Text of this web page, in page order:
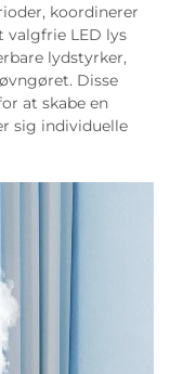
koordinerer
valgfrie LED lys
lydstyrker,
Disse
at skabe en
sig individuelle